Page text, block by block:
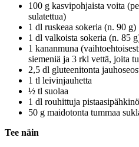
100 g kasvipohjaista voita
sulatettua)
1 dl ruskeaa sokeria (n. 90 g)
1 dl valkoista sokeria (n. 85
1 kananmuna
siemeniä ja 3 rkl vettä, joita
2,5 dl gluteenitonta
1 tl leivinjauhetta
½ tl suolaa
1 dl rouhittuja
50 g maidotonta tummaa
Tee näin